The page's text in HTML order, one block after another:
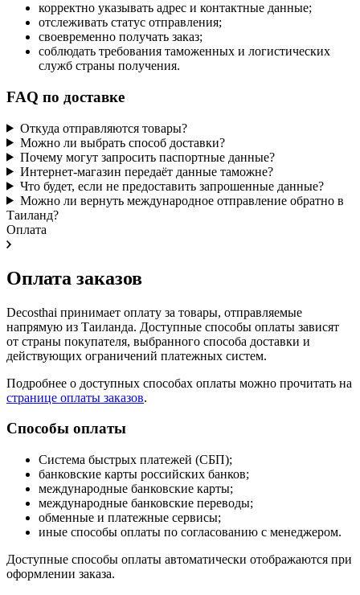
корректно указывать адрес и контактные данные;
отслеживать статус отправления;
своевременно получать заказ;
соблюдать требования таможенных и логистических
служб страны получения.
FAQ по доставке
Откуда отправляются товары?
Можно ли выбрать способ доставки?
Почему могут запросить паспортные данные?
Интернет-магазин передаёт данные таможне?
Что будет, если не предоставить запрошенные данные?
Можно ли вернуть международное отправление обратно в
Таиланд?
Оплата
Оплата заказов
Decosthai принимает оплату за товары, отправляемые
напрямую из Таиланда. Доступные способы оплаты зависят
от страны покупателя, выбранного способа доставки и
действующих ограничений платежных систем.
Подробнее о доступных способах оплаты можно прочитать на
странице оплаты заказов.
Способы оплаты
Система быстрых платежей (СБП);
банковские карты российских банков;
международные банковские карты;
международные банковские переводы;
обменные и платежные сервисы;
иные способы оплаты по согласованию с менеджером.
Доступные способы оплаты автоматически отображаются при
оформлении заказа.